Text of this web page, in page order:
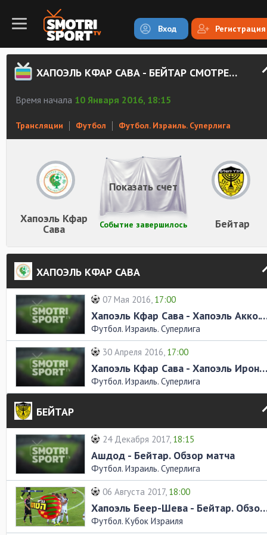
Вход Регистрация
ХАПОЭЛЬ КФАР САВА - БЕЙТАР СМОТРЕТЬ ОНЛАЙН
Время начала 10 Января 2016, 18:15
Трансляции Футбол Футбол. Израиль. Суперлига
Хапоэль Кфар
Сава Бейтар
Событие завершилось
Показать счет
ХАПОЭЛЬ КФАР САВА
07 Мая 2016, 17:00
Хапоэль Кфар Сава -
Футбол. Израиль. Суперлига
30 Апреля 2016, 17:00
Хапоэль Кфар Сава - Хапоэль Ирони Кирьят-Шмона. Обзор матча
Футбол. Израиль. Суперлига
БЕЙТАР
24 Декабря 2017, 18:15
Ашдод - Бейтар. Обзор матча
Футбол. Израиль. Суперлига
06 Августа 2017, 18:00
Хапоэль Беер-Шева -
Футбол. Кубок Израиля